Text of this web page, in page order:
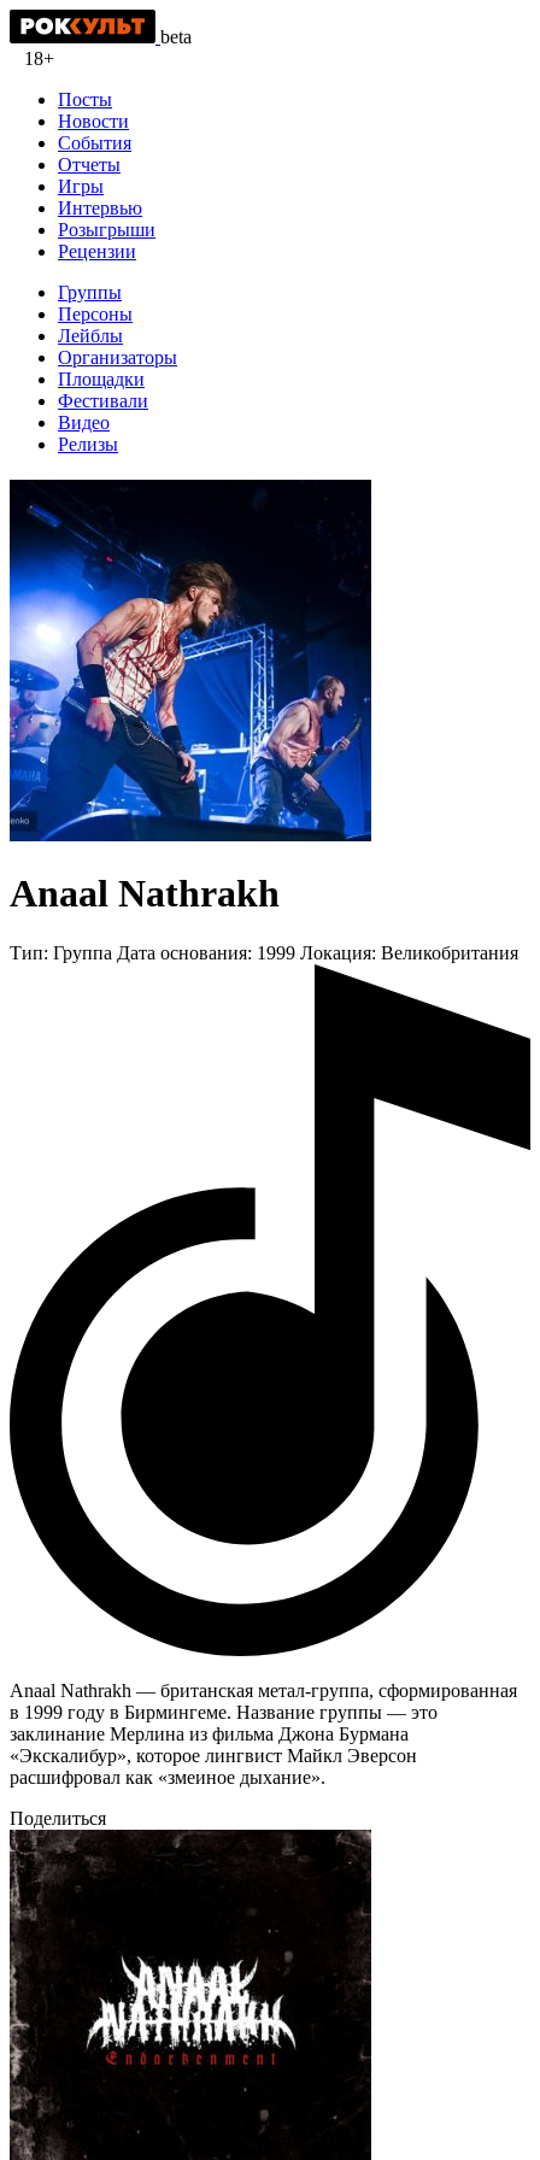
beta
18+
Посты
Новости
События
Отчеты
Игры
Интервью
Розыгрыши
Рецензии
Группы
Персоны
Лейблы
Организаторы
Площадки
Фестивали
Видео
Релизы
Anaal Nathrakh
Тип: Группа Дата основания: 1999 Локация: Великобритания
Anaal Nathrakh — британская метал-группа, сформированная
в 1999 году в Бирмингеме. Название группы — это
заклинание Мерлина из фильма Джона Бурмана
«Экскалибур», которое лингвист Майкл Эверсон
расшифровал как «змеиное дыхание».
Поделиться